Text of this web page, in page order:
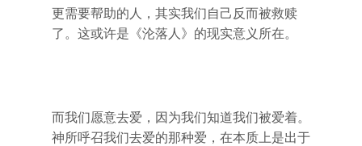
更需要帮助的人，其实我们自己反而被救赎
了。这或许是《沦落人》的现实意义所在。
而我们愿意去爱，因为我们知道我们被爱着。
神所呼召我们去爱的那种爱，在本质上是出于